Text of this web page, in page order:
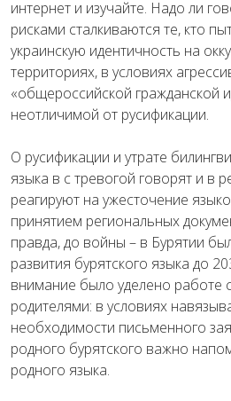
интернет и изучайте. Надо ли
рисками сталкиваются те, кто
украинскую идентичность на
территориях, в условиях
«общероссийской гражданской
неотличимой от русификации.
О русификации и утрате
языка в с тревогой говорят и в
реагируют на ужесточение
принятием региональных
правда, до войны – в Бурятии
развития бурятского языка до
внимание было уделено работе
родителями: в условиях
необходимости письменного
родного бурятского важно
родного языка.